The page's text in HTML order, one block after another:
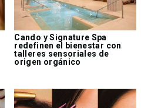
Cando y Signature Spa
redefinen el bienestar con
talleres sensoriales de
origen orgánico